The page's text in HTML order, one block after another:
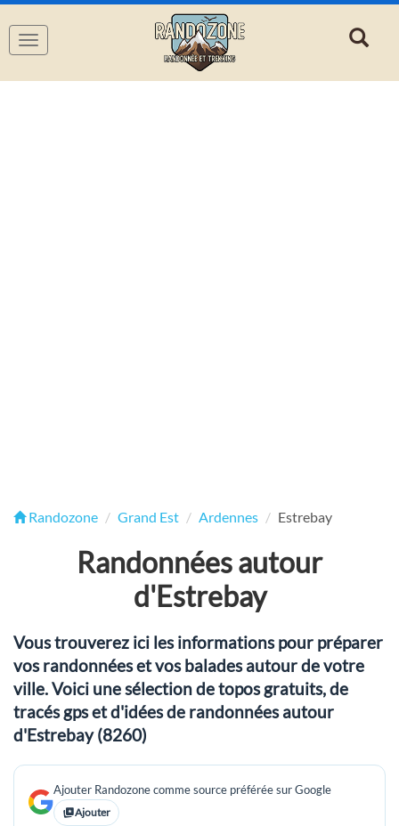
Navigation
Randozone Grand Est Ardennes Estrebay
Randonnées autour
d'Estrebay
Vous trouverez ici les informations pour préparer
vos randonnées et vos balades autour de votre
ville. Voici une sélection de topos gratuits, de
tracés gps et d'idées de randonnées autour
d'Estrebay (8260)
Ajouter Randozone comme source préférée sur Google
Ajouter